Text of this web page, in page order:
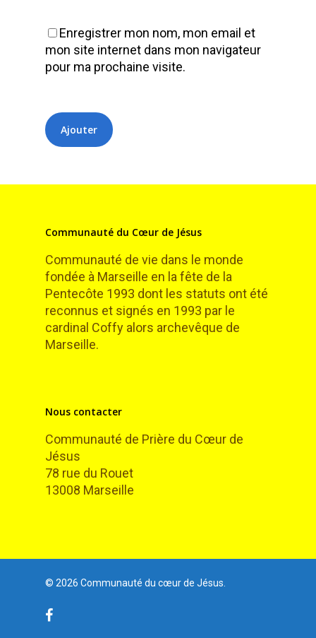
Enregistrer mon nom, mon email et
mon site internet dans mon navigateur
pour ma prochaine visite.
Communauté du Cœur de Jésus
Communauté de vie dans le monde
fondée à Marseille en la fête de la
Pentecôte 1993 dont les statuts ont été
reconnus et signés en 1993 par le
cardinal Coffy alors archevêque de
Marseille.
Nous contacter
Communauté de Prière du Cœur de
Jésus
78 rue du Rouet
13008 Marseille
© 2026 Communauté du cœur de Jésus.